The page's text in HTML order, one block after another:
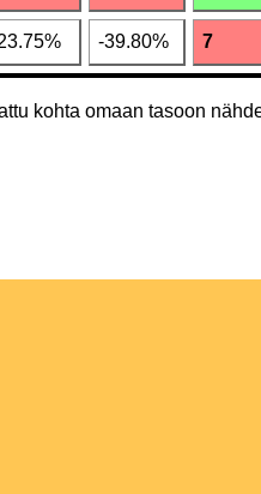
-39.80% 7
kohta omaan tasoon